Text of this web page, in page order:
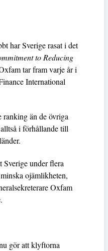
har Sverige rasat i det
to Reducing
tar fram varje år i
International
ranking än de övriga
i förhållande till
Sverige under flera
ojämlikheten,
Oxfam
gör att klyftorna